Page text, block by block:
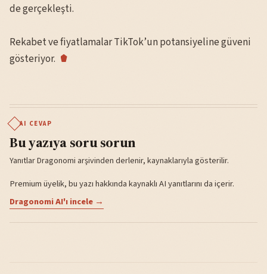
de gerçekleşti.
Rekabet ve fiyatlamalar TikTok’un potansiyeline güveni
gösteriyor.
AI CEVAP
Bu yazıya soru sorun
Yanıtlar Dragonomi arşivinden derlenir, kaynaklarıyla gösterilir.
Premium üyelik, bu yazı hakkında kaynaklı AI yanıtlarını da içerir.
Dragonomi AI'ı incele →